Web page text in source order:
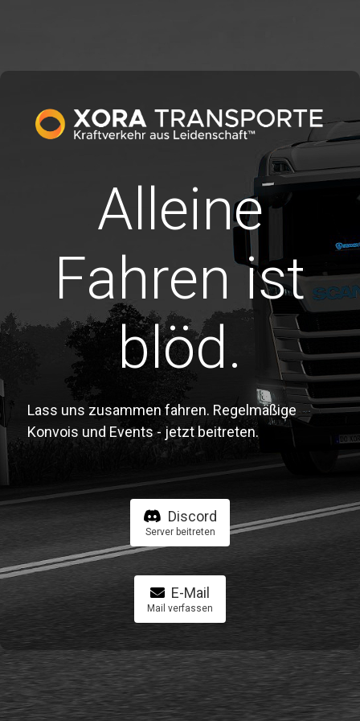
Alleine
Fahren ist
blöd.
Lass uns zusammen fahren. Regelmäßige
Konvois und Events - jetzt beitreten.
Discord
Server beitreten
E-Mail
Mail verfassen